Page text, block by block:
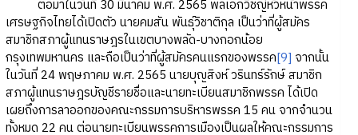
ต่อมาในวันที่ 30 มีนาคม พ.ศ. 2565 พลเอกวิชญ์หัวหน้าพรรค
เศรษฐกิจไทยได้เปิดตัว นายคมสัน พันธุ์วิชาติกุล เป็นว่าที่ผู้สมัคร
สมาชิกสภาผู้แทนราษฎรในเขตบางพลัด-บางกอกน้อย
กรุงเทพมหานคร และถือเป็นว่าที่ผู้สมัครคนแรกของพรรค[9] จากนั้น
ในวันที่ 24 พฤษภาคม พ.ศ. 2565 นายบุญสิงห์ วรินทร์รักษ์ สมาชิก
สภาผู้แทนราษฎรบัญชีรายชื่อและนายทะเบียนสมาชิกพรรค ได้เปิด
เผยถึงการลาออกของคณะกรรมการบริหารพรรค 15 คน จากจำนวน
ทั้งหมด 22 คน ต่อนายทะเบียนพรรคการเมืองเป็นผลให้คณะกรรมการ